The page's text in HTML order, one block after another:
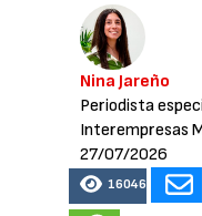
Nina Jareño
Periodista
Interempresas
27/07/2026
16046